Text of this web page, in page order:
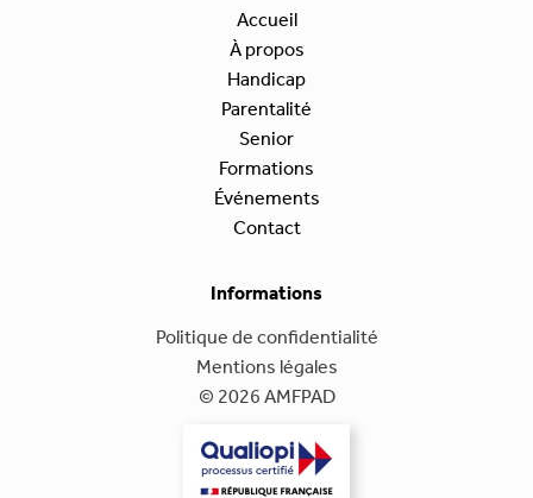
Accueil
À propos
Handicap
Parentalité
Senior
Formations
Événements
Contact
Informations
Politique de confidentialité
Mentions légales
© 2026 AMFPAD